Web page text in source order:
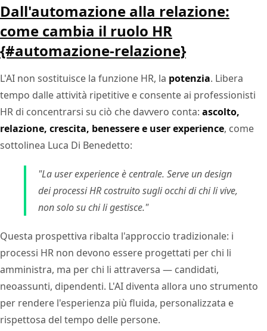
Dall'automazione alla relazione:
come cambia il ruolo HR
{#automazione-relazione}
L'AI non sostituisce la funzione HR, la potenzia. Libera
tempo dalle attività ripetitive e consente ai professionisti
HR di concentrarsi su ciò che davvero conta: ascolto,
relazione, crescita, benessere e user experience, come
sottolinea Luca Di Benedetto:
"La user experience è centrale. Serve un design
dei processi HR costruito sugli occhi di chi li vive,
non solo su chi li gestisce."
Questa prospettiva ribalta l'approccio tradizionale: i
processi HR non devono essere progettati per chi li
amministra, ma per chi li attraversa — candidati,
neoassunti, dipendenti. L'AI diventa allora uno strumento
per rendere l'esperienza più fluida, personalizzata e
rispettosa del tempo delle persone.